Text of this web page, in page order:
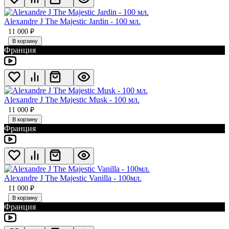
Alexandre J The Majestic Jardin - 100 мл.
11 000 ₽
В корзину
Франция
Alexandre J The Majestic Musk - 100 мл.
11 000 ₽
В корзину
Франция
Alexandre J The Majestic Vanilla - 100мл.
11 000 ₽
В корзину
Франция